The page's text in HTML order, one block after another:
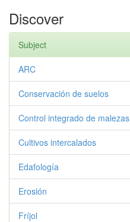
Discover
Subject
ARC
Conservación de suelos
Control integrado de malezas
Cultivos intercalados
Edafología
Erosión
Fríjol